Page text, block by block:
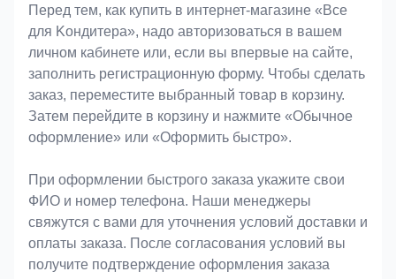
Оформление заказа
Перед тем, как купить в интернет-магазине «Bce
для Koндитeрa», надо авторизоваться в вашем
личном кабинете или, если вы впервые на сайте,
заполнить регистрационную форму. Чтобы сделать
заказ, переместите выбранный товар в корзину.
Затем перейдите в корзину и нажмите «Обычное
оформление» или «Оформить быстро».
При оформлении быстрого заказа укажите свои
ФИО и номер телефона. Наши менеджеры
свяжутся с вами для уточнения условий доставки и
оплаты заказа. После согласования условий вы
получите подтверждение оформления заказа